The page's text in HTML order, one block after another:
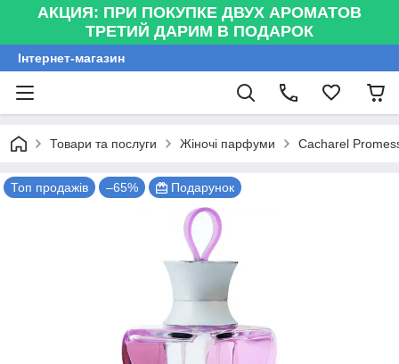
АКЦИЯ: ПРИ ПОКУПКЕ ДВУХ АРОМАТОВ
ТРЕТИЙ ДАРИМ В ПОДАРОК
Інтернет-магазин
Товари та послуги Жіночі парфуми Cacharel
Топ продажів –65% Подарунок